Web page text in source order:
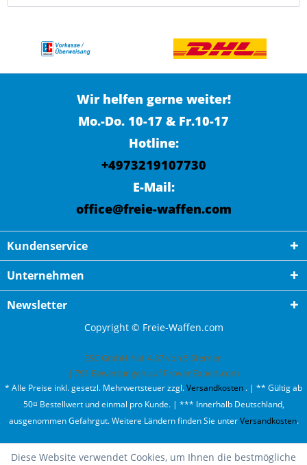
Wir helfen gerne weiter!
Mo.-Do. 10-17 & Fr.10-17
Hotline:
+4973219107730
E-Mail:
office@freie-waffen.com
Kundenservice
Unternehmen
Newsletter
Copyright © Freie-Waffen.com
ESC GmbH hat 4,87von 5Sternen
| 791 Bewertungen auf ProvenExpert.com
* Alle Preise inkl. gesetzl. Mehrwertsteuer zzgl.Versandkosten . | ** Gültig ab
50¤ Bestellwert und einmal pro Kunde. | *** Innerhalb Deutschland,
ausgenommen Gefahrgut. Weitere Ländern finden Sie unterVersandkosten.
Diese Website verwendet Cookies, um Ihnen die bestmögliche